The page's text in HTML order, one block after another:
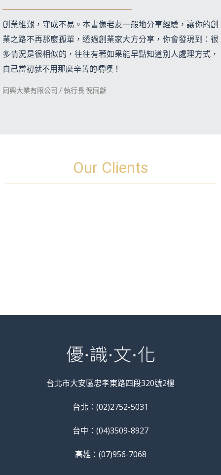
創業維艱，守成不易。本書像老友一般地分享經驗，讓你的創
業之路不再那麼孤單，透過創業家大方分享，你會發現到：很
多情況是很相似的，往往有著如果能早點知道別人處理方式，
自己當初就不用那麼辛苦的喟嘆！
同興大業有限公司 / 執行長 倪同龢
Our Clients
台北市大安區忠孝東路四段320號2樓
台北：(02)2752-5031
台中：(04)3509-8927
高雄：(07)956-7068